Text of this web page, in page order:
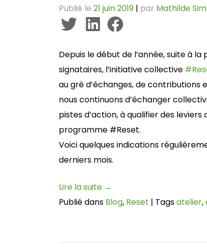
Publié le 21 juin 2019 | par Mathilde
Depuis le début de l’année, suite à
signataires, l’initiative collective
au gré d’échanges, de contributions
nous continuons d’échanger
pistes d’action, à qualifier des
programme #Reset.
Voici quelques indications
derniers mois.
Lire la suite →
Publié dans Blog, Reset | Tagsatelier,